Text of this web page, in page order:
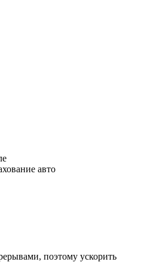
авто
поэтому ускорить